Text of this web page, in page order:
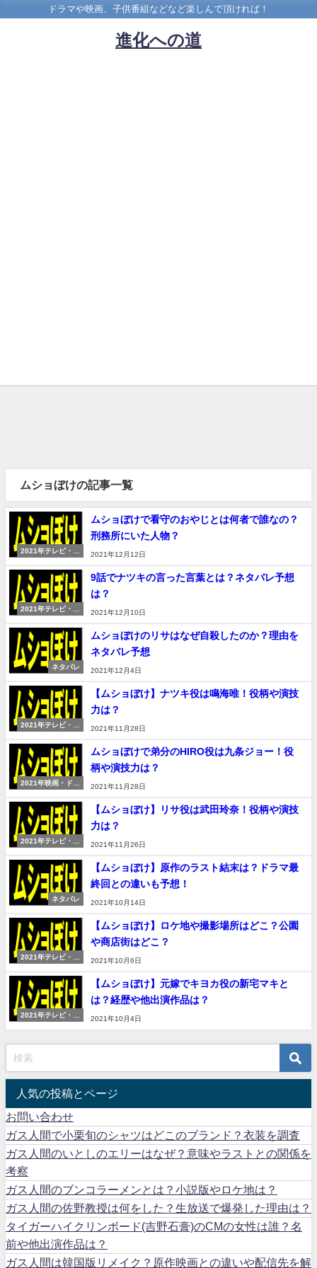
ドラマや映画、子供番組などなど楽しんで頂ければ！
進化への道
ムショぼけの記事一覧
2021年テレビ・映
ムショぼけで看守のおやじとは何者で誰なの？
刑務所にいた人物？
2021年12月12日
2021年テレビ・映
9話でナツキの言った言葉とは？ネタバレ予想
は？
2021年12月10日
ネタバレ
ムショぼけのリサはなぜ自殺したのか？理由を
ネタバレ予想
2021年12月4日
2021年テレビ・映
【ムショぼけ】ナツキ役は鳴海唯！役柄や演技
力は？
2021年11月28日
2021年映画・ドラ
ムショぼけで弟分のHIRO役は九条ジョー！役
柄や演技力は？
2021年11月28日
2021年テレビ・映
【ムショぼけ】リサ役は武田玲奈！役柄や演技
力は？
2021年11月26日
ネタバレ
【ムショぼけ】原作のラスト結末は？ドラマ最
終回との違いも予想！
2021年10月14日
2021年テレビ・映
【ムショぼけ】ロケ地や撮影場所はどこ？公園
や商店街はどこ？
2021年10月6日
2021年テレビ・映
【ムショぼけ】元嫁でキヨカ役の新宅マキと
は？経歴や他出演作品は？
2021年10月4日
人気の投稿とページ
お問い合わせ
ガス人間で小栗旬のシャツはどこのブランド？衣装を調査
ガス人間のいとしのエリーはなぜ？意味やラストとの関係を
考察
ガス人間のブンコラーメンとは？小説版やロケ地は？
ガス人間の佐野教授は何をした？生放送で爆発した理由は？
タイガーハイクリンボード(吉野石膏)のCMの女性は誰？名
前や他出演作品は？
ガス人間は韓国版リメイク？原作映画との違いや配信先を解